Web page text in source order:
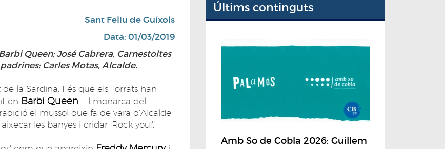
Sant Feliu de Guíxols
Data: 01/03/2019
Queen; José Cabrera, Carnestoltes
Carles Motas, Alcalde.
la Sardina. I és que els Torrats han
en Barbi Queen. El monarca del
el mussol que fa de vara d'Alcalde
les banyes i cridar 'Rock you!'.
Últims continguts
Amb So de Cobla 2026: Guillem